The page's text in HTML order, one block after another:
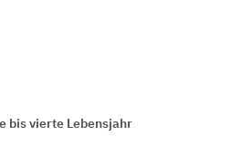
bis vierte Lebensjahr